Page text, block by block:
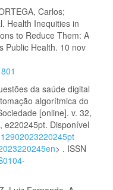
Carlos;
Health Inequities in
to Reduce Them: A
Public Health. 10 nov
da saúde digital
algorítmica do
[online]. v. 32,
e220245pt. Disponível
> . ISSN